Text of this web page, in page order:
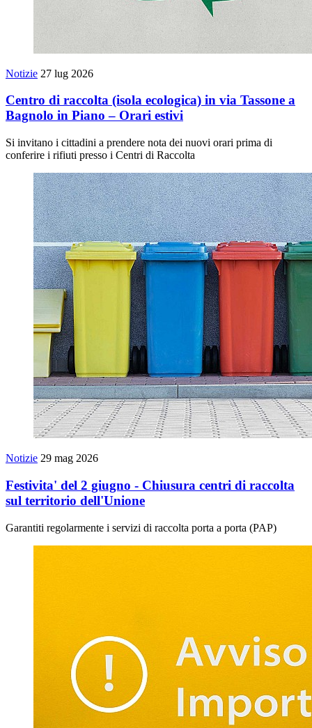
Notizie 27 lug 2026
Centro di raccolta (isola ecologica) in via Tassone a
Bagnolo in Piano – Orari estivi
Si invitano i cittadini a prendere nota dei nuovi orari prima di
conferire i rifiuti presso i Centri di Raccolta
Notizie 29 mag 2026
Festivita' del 2 giugno - Chiusura centri di raccolta
sul territorio dell'Unione
Garantiti regolarmente i servizi di raccolta porta a porta (PAP)